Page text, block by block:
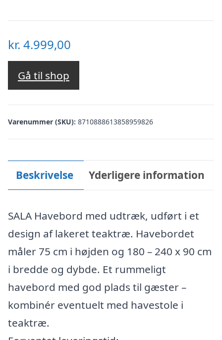
kr. 4.999,00
Gå til shop
Varenummer (SKU): 8710888613858959826
Beskrivelse Yderligere information
SALA Havebord med udtræk, udført i et
design af lakeret teaktræ. Havebordet
måler 75 cm i højden og 180 – 240 x 90 cm
i bredde og dybde. Et rummeligt
havebord med god plads til gæster –
kombinér eventuelt med havestole i
teaktræ.